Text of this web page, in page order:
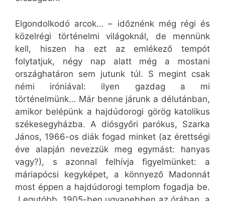
Elgondolkodó arcok… – időznénk még régi és
közelrégi történelmi világoknál, de mennünk
kell, hiszen ha ezt az emlékező tempót
folytatjuk, négy nap alatt még a mostani
országhatáron sem jutunk túl. S megint csak
némi iróniával: ilyen gazdag a mi
történelmünk… Már benne járunk a délutánban,
amikor belépünk a hajdúdorogi görög katolikus
székesegyházba. A diósgyőri parókus, Szarka
János, 1966-os diák fogad minket (az érettségi
éve alapján nevezzük meg egymást: hanyas
vagy?), s azonnal felhívja figyelmünket: a
máriapócsi kegyképet, a könnyező Madonnát
most éppen a hajdúdorogi templom fogadja be.